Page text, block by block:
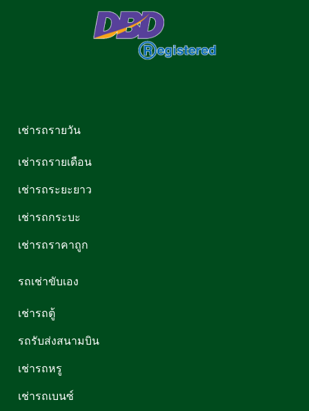
เช่ารถรายวัน
เช่ารถรายเดือน
เช่ารถระยะยาว
เช่ารถกระบะ
เช่ารถราคาถูก
รถเช่าขับเอง
เช่ารถตู้
รถรับส่งสนามบิน
เช่ารถหรู
เช่ารถเบนซ์